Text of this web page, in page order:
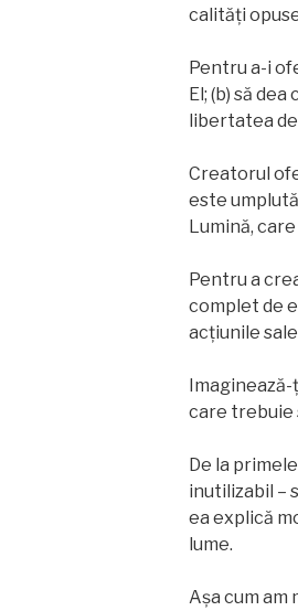
calități
Pentru a-i
El; (b) să
libertatea de
Creatorul
este
Lumină,
Pentru a
complet de
acțiunile
care trebuie
De la
inutilizabil –
ea explică
lume.
Așa cum am